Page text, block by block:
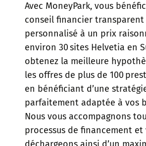
Avec MoneyPark, vous
conseil financier
personnalisé à un prix
environ 30 sites Helvetia en
obtenez la meilleure
les offres de plus de 100
en bénéficiant d’une
parfaitement adaptée à vos
Nous vous accompagnons
processus de financement et